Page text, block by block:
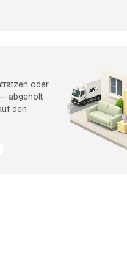
oder
abgeholt
den